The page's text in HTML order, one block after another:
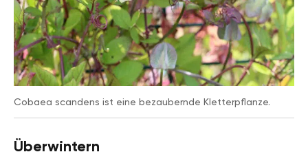
Cobaea scandens ist eine bezaubernde Kletterpflanze.
Überwintern